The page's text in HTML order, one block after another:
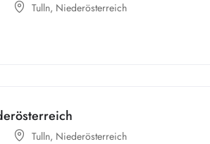
Tulln, Niederösterreich
Tulln, Niederösterreich